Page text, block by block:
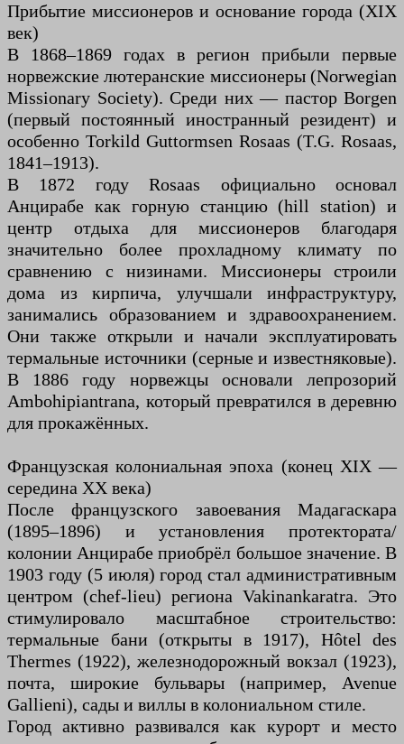
Прибытие миссионеров и основание города (XIX
век)
В 1868–1869 годах в регион прибыли первые
норвежские лютеранские миссионеры (Norwegian
Missionary Society). Среди них — пастор Borgen
(первый постоянный иностранный резидент) и
особенно Torkild Guttormsen Rosaas (T.G. Rosaas,
1841–1913).
В 1872 году Rosaas официально основал
Анцирабе как горную станцию (hill station) и
центр отдыха для миссионеров благодаря
значительно более прохладному климату по
сравнению с низинами. Миссионеры строили
дома из кирпича, улучшали инфраструктуру,
занимались образованием и здравоохранением.
Они также открыли и начали эксплуатировать
термальные источники (серные и известняковые).
В 1886 году норвежцы основали лепрозорий
Ambohipiantrana, который превратился в деревню
для прокажённых.
Французская колониальная эпоха (конец XIX —
середина XX века)
После французского завоевания Мадагаскара
(1895–1896) и установления протектората/
колонии Анцирабе приобрёл большое значение. В
1903 году (5 июля) город стал административным
центром (chef-lieu) региона Vakinankaratra. Это
стимулировало масштабное строительство:
термальные бани (открыты в 1917), Hôtel des
Thermes (1922), железнодорожный вокзал (1923),
почта, широкие бульвары (например, Avenue
Gallieni), сады и виллы в колониальном стиле.
Город активно развивался как курорт и место